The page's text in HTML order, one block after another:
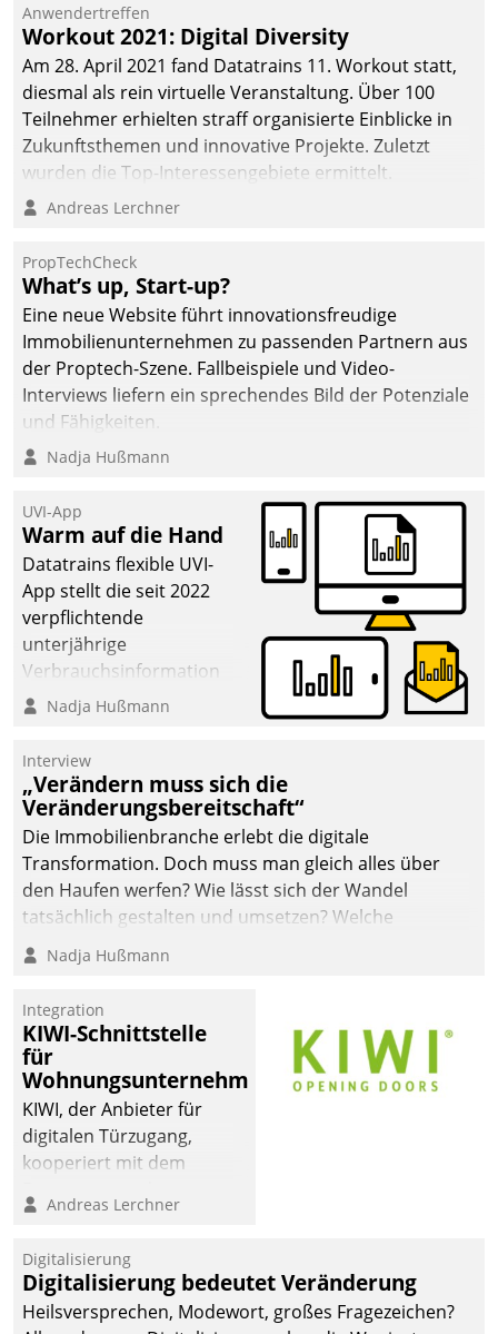
Cloud-Strategien und -
Lösungen mit hohem
Zukunftspotenzial.
Anwendertreffen
Workout 2021: Digital Diversity
Am 28. April 2021 fand Datatrains 11. Workout statt,
diesmal als rein virtuelle Veranstaltung. Über 100
Teilnehmer erhielten straff organisierte Einblicke in
Zukunftsthemen und innovative Projekte. Zuletzt
wurden die Top-Interessengebiete ermittelt.
Andreas Lerchner
PropTechCheck
What’s up, Start-up?
Eine neue Website führt innovationsfreudige
Immobilienunternehmen zu passenden Partnern aus
der Proptech-Szene. Fallbeispiele und Video-
Interviews liefern ein sprechendes Bild der Potenziale
und Fähigkeiten.
Nadja Hußmann
UVI-App
Warm auf die Hand
Datatrains flexible UVI-
App stellt die seit 2022
verpflichtende
unterjährige
Verbrauchsinformation
schnell, zuverlässig und
Die monatlichen
Mitteilungen zum
Heizungs- und
Wasserverbrauch gehen
automatisiert, vollständig
und auf Wunsch über
mehrere zuvor
Kommunikationswege bei
Nadja Hußmann
Interview
„Verändern muss sich die
Veränderungsbereitschaft“
Die Immobilienbranche erlebt die digitale
Transformation. Doch muss man gleich alles über
den Haufen werfen? Wie lässt sich der Wandel
tatsächlich gestalten und umsetzen? Welche
Argumente zählen wirklich?
Nadja Hußmann
Integration
KIWI-Schnittstelle
für
Wohnungsunternehmen
KIWI, der Anbieter für
digitalen Türzugang,
kooperiert mit dem
Softwareentwicklungshaus
Andreas Lerchner
Digitalisierung
Digitalisierung bedeutet Veränderung
Heilsversprechen, Modewort, großes Fragezeichen?